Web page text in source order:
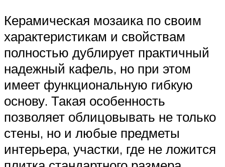
Керамическая мозаика по своим
характеристикам и свойствам
полностью дублирует практичный
надежный кафель, но при этом
имеет функциональную гибкую
основу. Такая особенность
позволяет облицовывать не только
стены, но и любые предметы
интерьера, участки, где не ложится